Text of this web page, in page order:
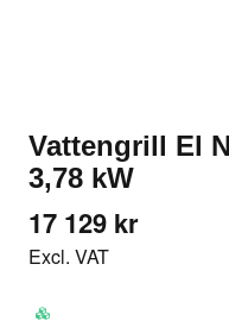
Vattengrill El
3,78 kW
17 129 kr
Excl. VAT